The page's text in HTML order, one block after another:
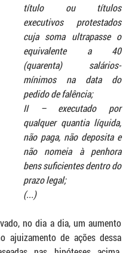
título ou títulos
executivos protestados
cuja soma ultrapasse o
equivalente a 40
(quarenta) salários-
mínimos na data do
pedido de falência;
II – executado por
qualquer quantia líquida,
não paga, não deposita e
não nomeia à penhora
bens suficientes dentro do
prazo legal;
(...)
no dia a dia, um aumento
ajuizamento de ações dessa